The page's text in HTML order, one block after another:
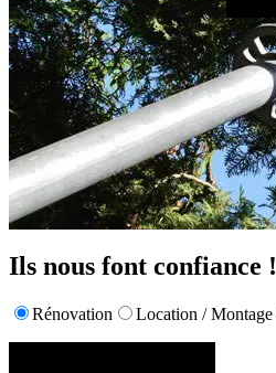
Ils nous font confiance !
Rénovation Location / Montage